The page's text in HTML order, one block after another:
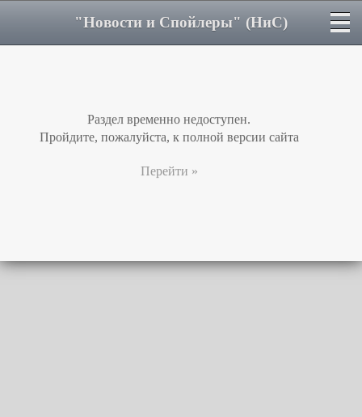
"Новости и Спойлеры" (НиС)
Раздел временно недоступен.
Пройдите, пожалуйста, к полной версии сайта
Перейти »